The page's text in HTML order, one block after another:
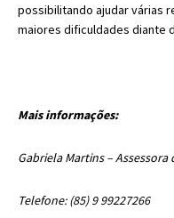
possibilitando ajudar várias
maiores dificuldades diante
Mais informações:
Gabriela Martins – Assessora
Telefone: (85) 9 99227266